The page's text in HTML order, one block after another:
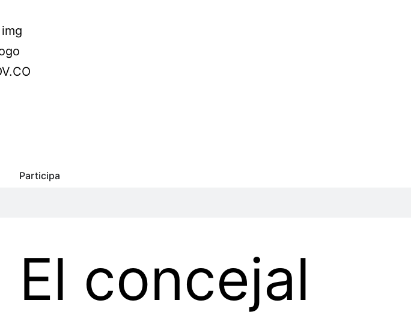
Participa
El concejal